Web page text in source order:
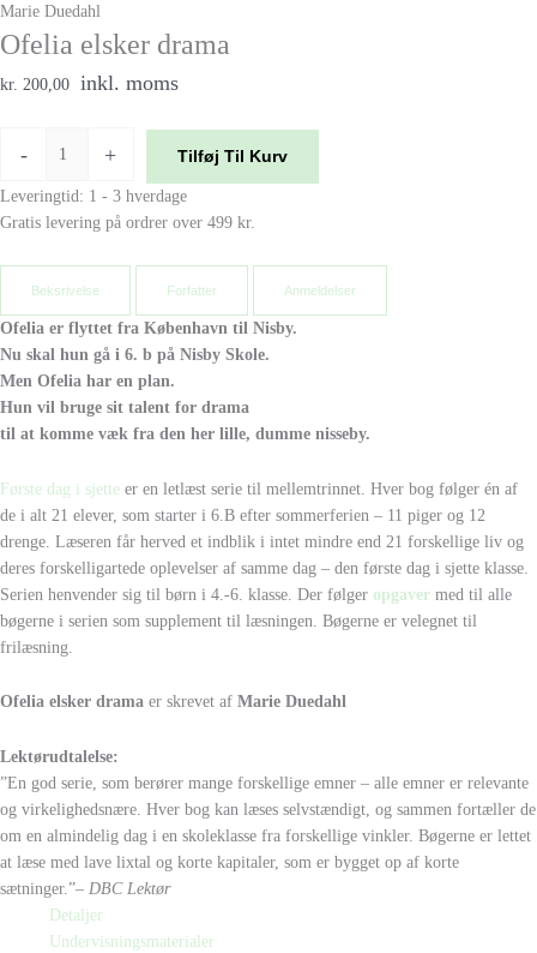
Marie Duedahl
Ofelia elsker drama
kr. 200,00 inkl. moms
- + Tilføj Til Kurv
Leveringtid: 1 - 3 hverdage
Gratis levering på ordrer over 499 kr.
Beksrivelse Forfatter Anmeldelser
Ofelia er flyttet fra København til Nisby.
Nu skal hun gå i 6. b på Nisby Skole.
Men Ofelia har en plan.
Hun vil bruge sit talent for drama
til at komme væk fra den her lille, dumme nisseby.
Første dag i sjette er en letlæst serie til mellemtrinnet. Hver bog følger én af
de i alt 21 elever, som starter i 6.B efter sommerferien – 11 piger og 12
drenge. Læseren får herved et indblik i intet mindre end 21 forskellige liv og
deres forskelligartede oplevelser af samme dag – den første dag i sjette klasse.
Serien henvender sig til børn i 4.-6. klasse. Der følger opgaver med til alle
bøgerne i serien som supplement til læsningen. Bøgerne er velegnet til
frilæsning.
Ofelia elsker drama er skrevet af Marie Duedahl
Lektørudtalelse:
”En god serie, som berører mange forskellige emner – alle emner er relevante
og virkelighedsnære. Hver bog kan læses selvstændigt, og sammen fortæller de
om en almindelig dag i en skoleklasse fra forskellige vinkler. Bøgerne er lettet
at læse med lave lixtal og korte kapitaler, som er bygget op af korte
sætninger.”– DBC Lektør
Detaljer
Undervisningsmaterialer